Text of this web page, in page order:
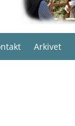
Arkivet